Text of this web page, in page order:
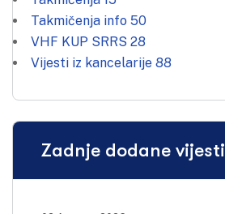
Takmičenja info 50
VHF KUP SRRS 28
Vijesti iz kancelarije 88
Zadnje dodane vijesti